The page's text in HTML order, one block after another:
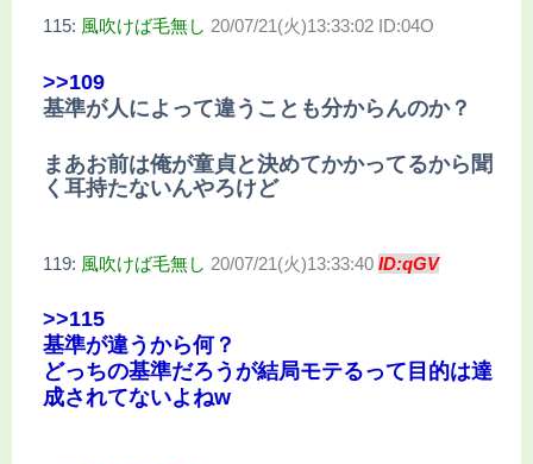
115: 風吹けば毛無し 20/07/21(火)13:33:02 ID:04O
>>109
基準が人によって違うことも分からんのか？
まあお前は俺が童貞と決めてかかってるから聞
く耳持たないんやろけど
119: 風吹けば毛無し 20/07/21(火)13:33:40 ID:qGV
>>115
基準が違うから何？
どっちの基準だろうが結局モテるって目的は達
成されてないよねw